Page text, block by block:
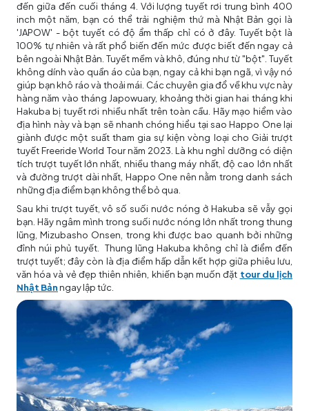
đến giữa đến cuối tháng 4. Với lượng tuyết rơi trung bình 400
inch một năm, bạn có thể trải nghiệm thứ mà Nhật Bản gọi là
'JAPOW' - bột tuyết có độ ẩm thấp chỉ có ở đây. Tuyết bột là
100% tự nhiên và rất phổ biến đến mức được biết đến ngay cả
bên ngoài Nhật Bản. Tuyết mềm và khô, đúng như từ "bột". Tuyết
không dính vào quần áo của bạn, ngay cả khi bạn ngã, vì vậy nó
giúp bạn khô ráo và thoải mái. Các chuyên gia đổ về khu vực này
hàng năm vào tháng Japowuary, khoảng thời gian hai tháng khi
Hakuba bị tuyết rơi nhiều nhất trên toàn cầu. Hãy mạo hiểm vào
địa hình này và bạn sẽ nhanh chóng hiểu tại sao Happo One lại
giành được một suất tham gia sự kiện vòng loại cho Giải trượt
tuyết Freeride World Tour năm 2023. Là khu nghỉ dưỡng có diện
tích trượt tuyết lớn nhất, nhiều thang máy nhất, độ cao lớn nhất
và đường trượt dài nhất, Happo One nên nằm trong danh sách
những địa điểm bạn không thể bỏ qua.
Sau khi trượt tuyết, vô số suối nước nóng ở Hakuba sẽ vẫy gọi
bạn. Hãy ngâm mình trong suối nước nóng lớn nhất trong thung
lũng, Mizubasho Onsen, trong khi được bao quanh bởi những
đỉnh núi phủ tuyết. Thung lũng Hakuba không chỉ là điểm đến
trượt tuyết; đây còn là địa điểm hấp dẫn kết hợp giữa phiêu lưu,
văn hóa và vẻ đẹp thiên nhiên, khiến bạn muốn đặt tour du lịch
Nhật Bảnngay lập tức.